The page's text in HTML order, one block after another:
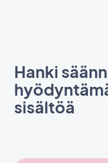
Hanki
sisältöä